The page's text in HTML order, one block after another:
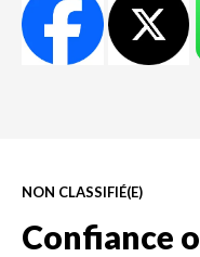
NON CLASSIFIÉ(E)
Confiance